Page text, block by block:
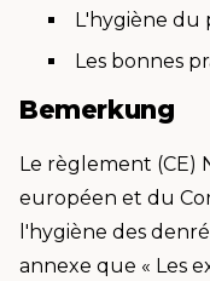
L'hygiène du
Les bonnes
Bemerkung
Le règlement (CE)
européen et du
l'hygiène des
annexe que « Les